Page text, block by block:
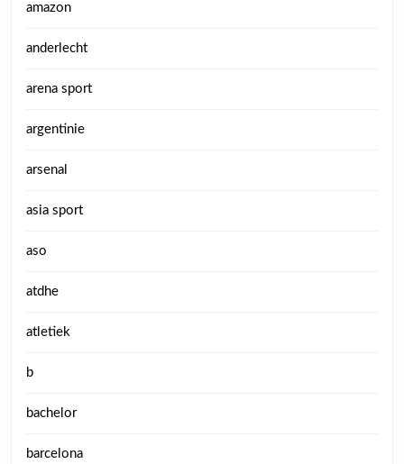
amazon
anderlecht
arena sport
argentinie
arsenal
asia sport
aso
atdhe
atletiek
b
bachelor
barcelona